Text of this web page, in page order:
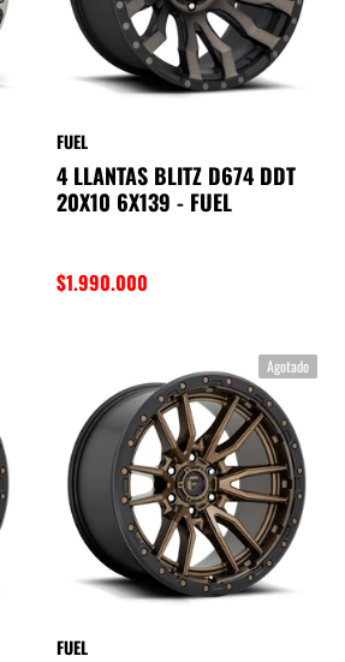
FUEL
4 LLANTAS BLITZ D674 DDT
20X10 6X139 - FUEL
$1.990.000
Agotado
FUEL